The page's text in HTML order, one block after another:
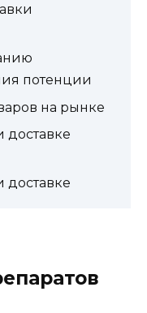
потенции
на рынке
доставке
доставке